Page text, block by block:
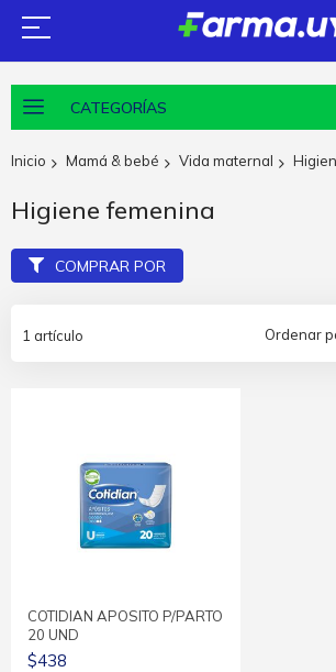
CATEGORÍAS
Inicio Mamá & bebé Vida maternal
Higiene femenina
1 artículo Ordenar
COTIDIAN APOSITO P/PARTO
20 UND
$438
COMPRAR POR